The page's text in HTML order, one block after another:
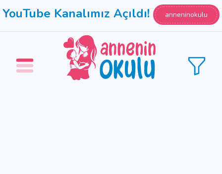
YouTube Kanalımız Açıldı! anneninokulu